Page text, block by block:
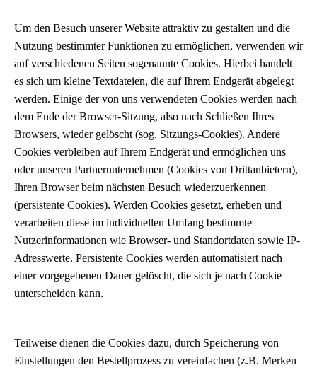
Um den Besuch unserer Website attraktiv zu gestalten und die
Nutzung bestimmter Funktionen zu ermöglichen, verwenden wir
auf verschiedenen Seiten sogenannte Cookies. Hierbei handelt
es sich um kleine Textdateien, die auf Ihrem Endgerät abgelegt
werden. Einige der von uns verwendeten Cookies werden nach
dem Ende der Browser-Sitzung, also nach Schließen Ihres
Browsers, wieder gelöscht (sog. Sitzungs-Cookies). Andere
Cookies verbleiben auf Ihrem Endgerät und ermöglichen uns
oder unseren Partnerunternehmen (Cookies von Drittanbietern),
Ihren Browser beim nächsten Besuch wiederzuerkennen
(persistente Cookies). Werden Cookies gesetzt, erheben und
verarbeiten diese im individuellen Umfang bestimmte
Nutzerinformationen wie Browser- und Standortdaten sowie IP-
Adresswerte. Persistente Cookies werden automatisiert nach
einer vorgegebenen Dauer gelöscht, die sich je nach Cookie
unterscheiden kann.
Teilweise dienen die Cookies dazu, durch Speicherung von
Einstellungen den Bestellprozess zu vereinfachen (z.B. Merken